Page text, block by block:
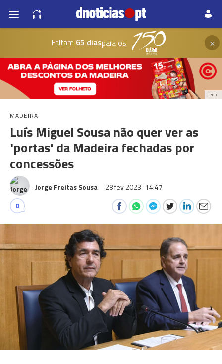
Faltam 65 diaspara os ×
PUB
MADEIRA
Luís Miguel Sousa não quer ver as
'portas' da Madeira fechadas por
concessões
Jorge Freitas Sousa 28 fev 2023 14:47
0